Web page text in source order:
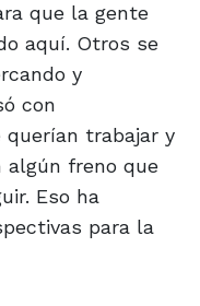
que la gente
aquí. Otros se
y
con
trabajar y
algún freno que
Eso ha
para la